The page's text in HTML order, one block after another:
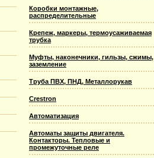
Коробки монтажные,
распределительные
Крепеж, маркеры, термоусаживаемая
трубка
Муфты, наконечники, гильзы, сжимы,
заземление
Труба ПВХ, ПНД, Металлорукав
Crestron
Автоматизация
Автоматы защиты двигателя.
Контакторы. Тепловые и
промежуточные реле